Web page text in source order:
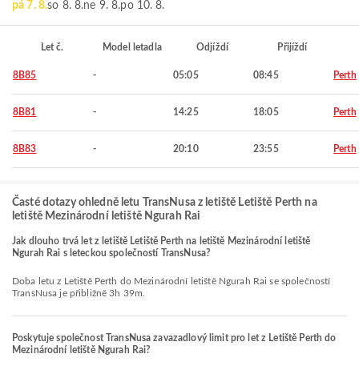
pá 7. 8.so 8. 8.ne 9. 8.po 10. 8.
Let č. Model letadla Odjíždí Přijíždí
8B85 - 05:05 08:45 Perth
8B81 - 14:25 18:05 Perth
8B83 - 20:10 23:55 Perth
Časté dotazy ohledně letu TransNusa z letiště Letiště Perth na
letiště Mezinárodní letiště Ngurah Rai
Jak dlouho trvá let z letiště Letiště Perth na letiště Mezinárodní letiště
Ngurah Rai s leteckou společností TransNusa?
Doba letu z Letiště Perth do Mezinárodní letiště Ngurah Rai se společností
TransNusa je přibližně 3h 39m.
Poskytuje společnost TransNusa zavazadlový limit pro let z Letiště Perth do
Mezinárodní letiště Ngurah Rai?